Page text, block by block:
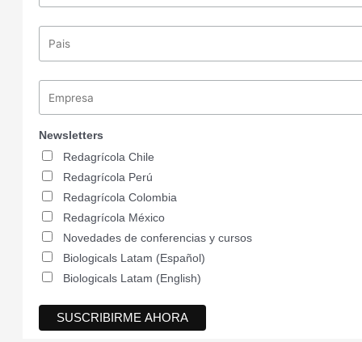
Newsletters
Redagrícola Chile
Redagrícola Perú
Redagrícola Colombia
Redagrícola México
Novedades de conferencias y cursos
Biologicals Latam (Español)
Biologicals Latam (English)